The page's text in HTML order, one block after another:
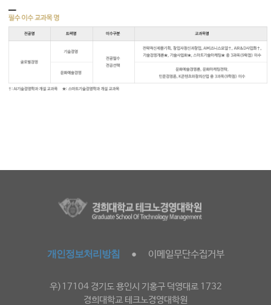
개인정보처리방침 ● 이메일무단수집거부
우)17104 경기도 용인시 기홍구 덕영대로 1732
경희대학교 테크노경영대학원